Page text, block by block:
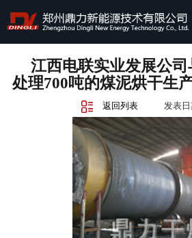
江西电联实业发展公司
处理700吨的煤泥烘干生
返回列表 发表